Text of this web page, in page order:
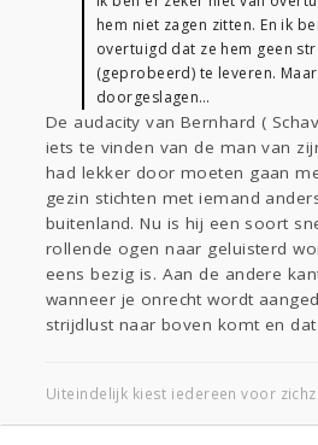
hem niet zagen zitten. En ik
overtuigd dat ze hem geen
(geprobeerd) te leveren.
doorgeslagen…
De audacity van Bernhard (
iets te vinden van de man van
had lekker door moeten gaan
gezin stichten met iemand
buitenland. Nu is hij een soort
rollende ogen naar geluisterd
eens bezig is. Aan de andere
wanneer je onrecht wordt
strijdlust naar boven komt en
Uiteindelijk kiest iedereen voor